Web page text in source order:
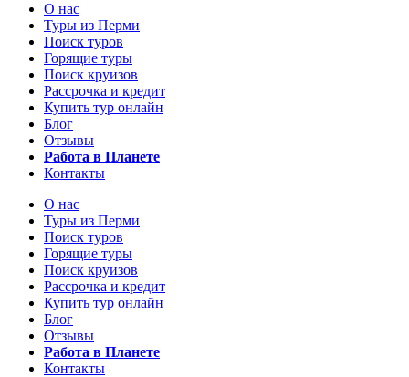
О нас
Туры из Перми
Поиск туров
Горящие туры
Поиск круизов
Рассрочка и кредит
Купить тур онлайн
Блог
Отзывы
Работа в Планете
Контакты
О нас
Туры из Перми
Поиск туров
Горящие туры
Поиск круизов
Рассрочка и кредит
Купить тур онлайн
Блог
Отзывы
Работа в Планете
Контакты